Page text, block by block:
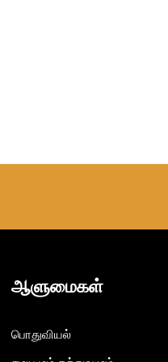
ஆளுமைகள்​
பொதுவியல்